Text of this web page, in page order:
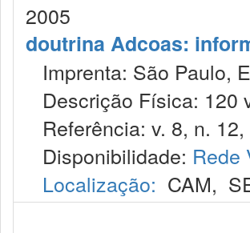
2005
doutrina Adcoas:
Imprenta: São Paulo,
Descrição Física: 120
Referência: v. 8, n.
Disponibilidade: Rede
Localização: CAM,